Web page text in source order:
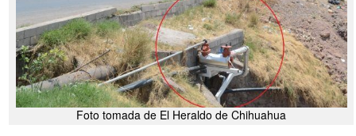
Foto tomada de El Heraldo de Chihuahua